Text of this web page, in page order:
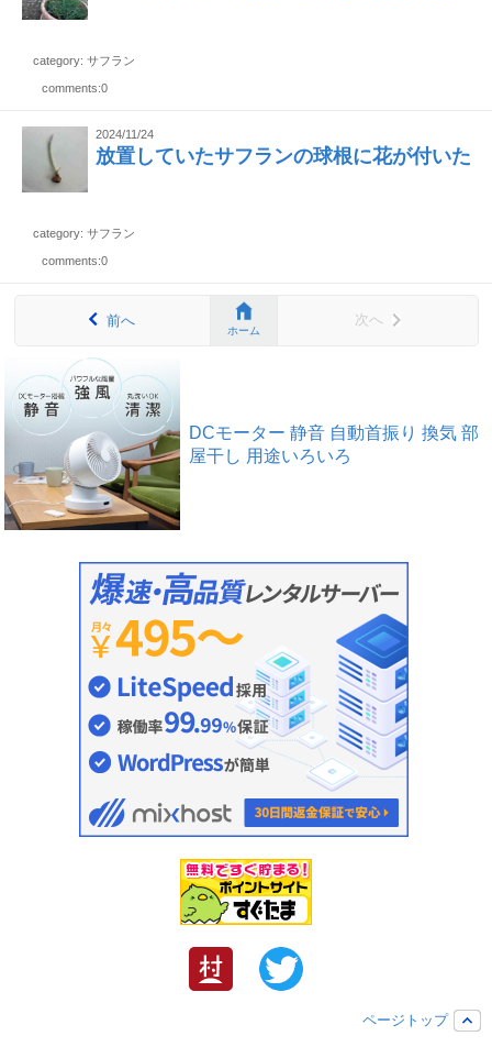
category: サフラン
comments:0
2024/11/24
放置していたサフランの球根に花が付いた
category: サフラン
comments:0
前へ
ホーム
次へ
DCモーター 静音 自動首振り 換気 部
屋干し 用途いろいろ
ページトップ